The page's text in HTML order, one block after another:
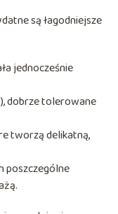
są łagodniejsze
jednocześnie
dobrze tolerowane
tworzą delikatną,
poszczególne